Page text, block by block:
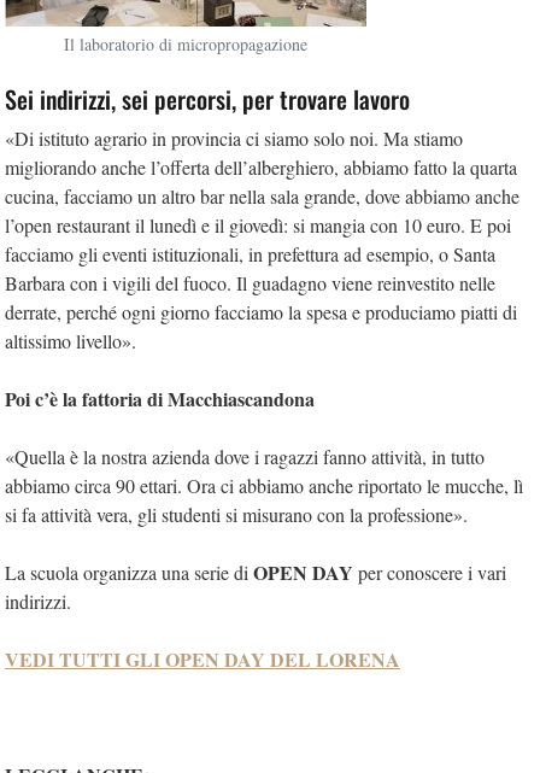
Il laboratorio di micropropagazione
Sei indirizzi, sei percorsi, per trovare lavoro
«Di istituto agrario in provincia ci siamo solo noi. Ma stiamo
migliorando anche l’offerta dell’alberghiero, abbiamo fatto la quarta
cucina, facciamo un altro bar nella sala grande, dove abbiamo anche
l’open restaurant il lunedì e il giovedì: si mangia con 10 euro. E poi
facciamo gli eventi istituzionali, in prefettura ad esempio, o Santa
Barbara con i vigili del fuoco. Il guadagno viene reinvestito nelle
derrate, perché ogni giorno facciamo la spesa e produciamo piatti di
altissimo livello».
Poi c’è la fattoria di Macchiascandona
«Quella è la nostra azienda dove i ragazzi fanno attività, in tutto
abbiamo circa 90 ettari. Ora ci abbiamo anche riportato le mucche, lì
si fa attività vera, gli studenti si misurano con la professione».
La scuola organizza una serie di OPEN DAY per conoscere i vari
indirizzi.
VEDI TUTTI GLI OPEN DAY DEL LORENA